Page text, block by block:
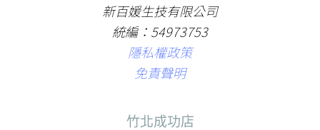
新百媛生技有限公司
統編：54973753
隱私權政策
免責聲明
竹北成功店